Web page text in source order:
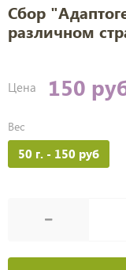
Сбор
различном
Цена 150
Вес
50 г. - 150 руб